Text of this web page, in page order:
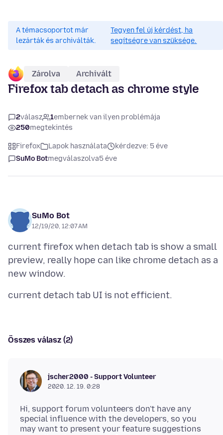
A témacsoportot már
lezárták és archiválták.
Tegyen fel új kérdést, ha
segítségre van szüksége.
Zárolva Archivált
Firefox tab detach as chrome style
2válasz 1embernek van ilyen problémája
250megtekintés
Firefox Lapok használata
kérdezve: 5 éve
SuMo Botmegválaszolva5 éve
SuMo Bot
12/19/20, 12:07 AM
current firefox when detach tab is show a small
preview, really hope can like chrome detach as a
Összes válasz (2)
jscher2000 - Support Volunteer
2020. 12. 19. 0:28
Hi, support forum volunteers don't have any
special influence with the developers, so you
may want to present your feature suggestions